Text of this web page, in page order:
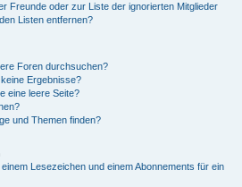
Freunde oder zur Liste der ignorierten Mitglieder
Listen entfernen?
Foren durchsuchen?
Ergebnisse?
eine leere Seite?
und Themen finden?
Lesezeichen und einem Abonnements für ein